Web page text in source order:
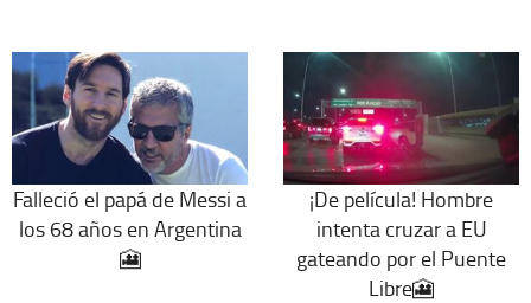
Falleció el papá de Messi a
los 68 años en Argentina
🎦
¡De película! Hombre
intenta cruzar a EU
gateando por el Puente
Libre🎦